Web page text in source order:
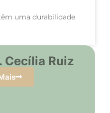
uma durabilidade
Cecília Ruiz